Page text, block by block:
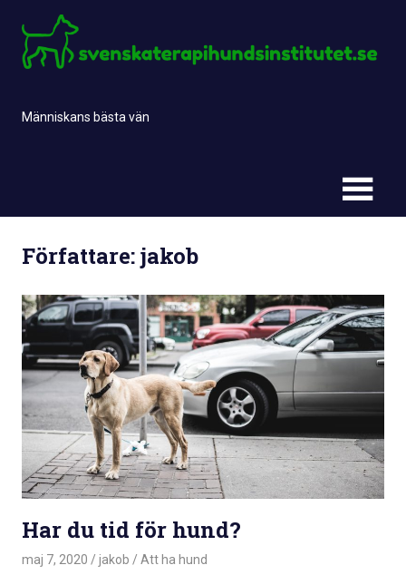
content
Människans bästa vän
Författare:jakob
Har du tid för hund?
maj 7, 2020 jakob Att ha hund